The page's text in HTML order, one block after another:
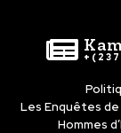
Les Enquêtes
Hommes